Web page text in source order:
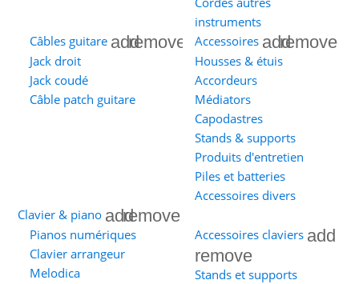
instruments
Câbles guitare addremove
Jack droit
Jack coudé
Câble patch guitare
Accessoires addremove
Housses & étuis
Accordeurs
Médiators
Capodastres
Stands & supports
Produits d'entretien
Piles et batteries
Accessoires divers
Clavier & piano addremove
Pianos numériques
Clavier arrangeur
Melodica
Accessoires claviers add
remove
Stands et supports